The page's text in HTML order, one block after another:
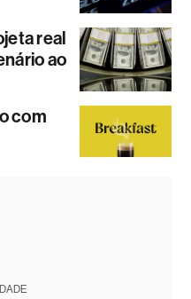
real
ao
com